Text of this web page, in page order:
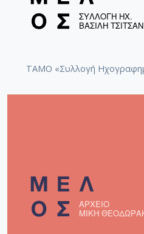
ΤΑΜΟ «Συλλογή